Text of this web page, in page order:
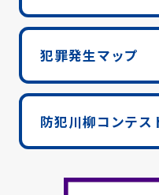
犯罪発生マップ
防犯川柳コンテス